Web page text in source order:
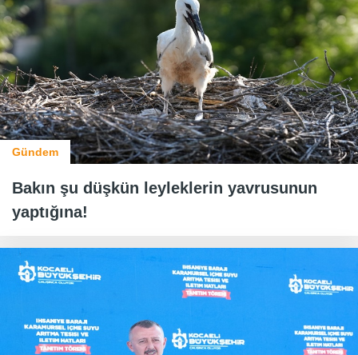
Gündem
Bakın şu düşkün leyleklerin yavrusunun
yaptığına!